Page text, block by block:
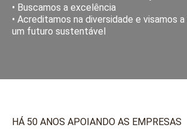
• Buscamos a excelência
• Acreditamos na diversidade e visamos
um futuro sustentável
HÁ 50 ANOS APOIANDO AS EMPRESAS